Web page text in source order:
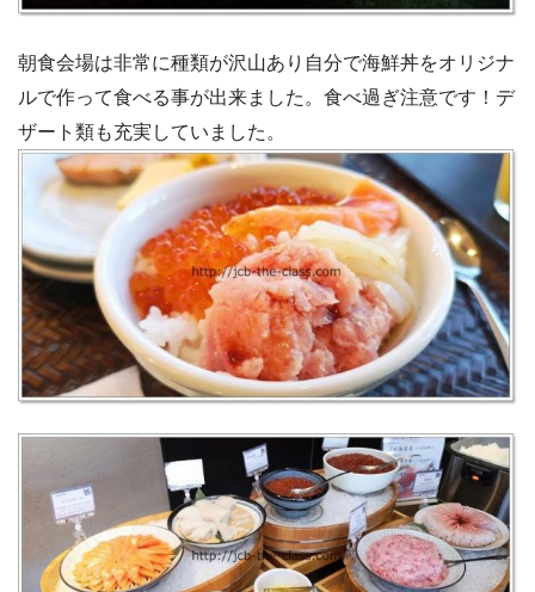
朝食会場は非常に種類が沢山あり自分で海鮮丼をオリジナ
ルで作って食べる事が出来ました。食べ過ぎ注意です！デ
ザート類も充実していました。